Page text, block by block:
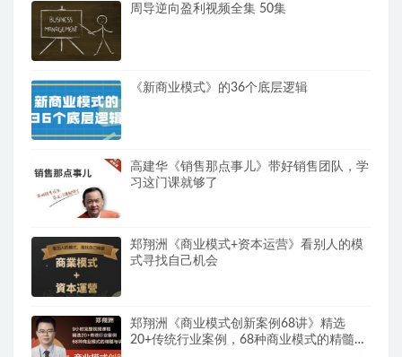
周导逆向盈利视频全集 50集
《新商业模式》的36个底层逻辑
高建华《销售那点事儿》带好销售团队，学
习这门课就够了
郑翔洲《商业模式+资本运营》看别人的模
式寻找自己机会
郑翔洲《商业模式创新案例68讲》精选
20+传统行业案例，68种商业模式的精髓与